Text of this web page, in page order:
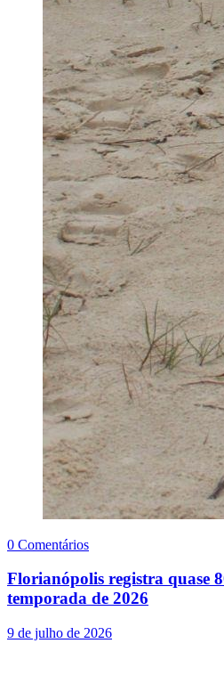
0 Comentários
Florianópolis registra quase
temporada de 2026
9 de julho de 2026